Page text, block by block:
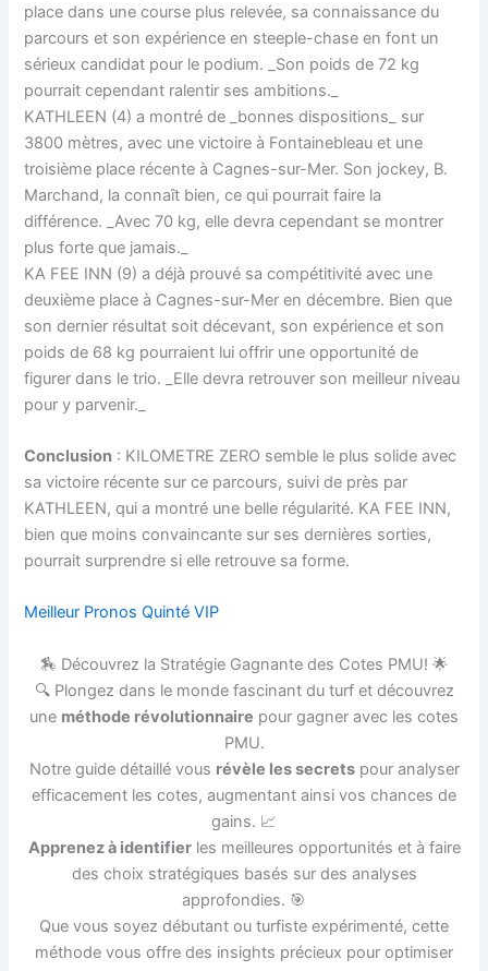
place dans une course plus relevée, sa connaissance du
parcours et son expérience en steeple-chase en font un
sérieux candidat pour le podium. _Son poids de 72 kg
pourrait cependant ralentir ses ambitions._
KATHLEEN (4) a montré de _bonnes dispositions_ sur
3800 mètres, avec une victoire à Fontainebleau et une
troisième place récente à Cagnes-sur-Mer. Son jockey, B.
Marchand, la connaît bien, ce qui pourrait faire la
différence. _Avec 70 kg, elle devra cependant se montrer
plus forte que jamais._
KA FEE INN (9) a déjà prouvé sa compétitivité avec une
deuxième place à Cagnes-sur-Mer en décembre. Bien que
son dernier résultat soit décevant, son expérience et son
poids de 68 kg pourraient lui offrir une opportunité de
figurer dans le trio. _Elle devra retrouver son meilleur niveau
pour y parvenir._
Conclusion : KILOMETRE ZERO semble le plus solide avec
sa victoire récente sur ce parcours, suivi de près par
KATHLEEN, qui a montré une belle régularité. KA FEE INN,
bien que moins convaincante sur ses dernières sorties,
pourrait surprendre si elle retrouve sa forme.
Meilleur Pronos Quinté VIP
🏇 Découvrez la Stratégie Gagnante des Cotes PMU! 🌟
🔍 Plongez dans le monde fascinant du turf et découvrez
une méthode révolutionnaire pour gagner avec les cotes
PMU.
Notre guide détaillé vous révèle les secretspour analyser
efficacement les cotes, augmentant ainsi vos chances de
gains. 📈
Apprenez à identifierles meilleures opportunités et à faire
des choix stratégiques basés sur des analyses
approfondies. 🎯
Que vous soyez débutant ou turfiste expérimenté, cette
méthode vous offre des insights précieux pour optimiser